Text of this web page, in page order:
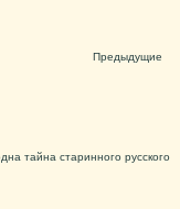
Предыдущие
тайна старинного русского